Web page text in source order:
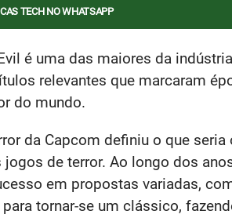
TECH NO WHATSAPP
é uma das maiores da indústria
relevantes que marcaram
do mundo.
da Capcom definiu o que seria
de terror. Ao longo dos
em propostas variadas,
tornar-se um clássico,